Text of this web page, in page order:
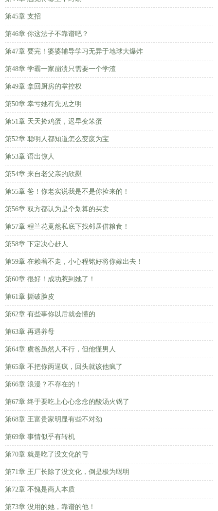
第45章 支招
第46章 你这法子不靠谱吧？
第47章 要完！婆婆辅导学习无异于地球大爆炸
第48章 学霸一家崩溃只需要一个学渣
第49章 拿回厨房的掌控权
第50章 幸亏她有先见之明
第51章 天天捡鸡蛋，迟早变笨蛋
第52章 聪明人都知道怎么变废为宝
第53章 语出惊人
第54章 来自老父亲的欣慰
第55章 爸！你老实说我是不是你捡来的！
第56章 双方都认为是个划算的买卖
第57章 程兰花竟然私底下找邻居借粮食！
第58章 下定决心赶人
第59章 在赖着不走，小心程铭好将你嫁出去！
第60章 很好！成功惹到她了！
第61章 撕破脸皮
第62章 有些事你以后就会懂的
第63章 再遇养母
第64章 虞爸虽然人不行，但他懂男人
第65章 不把你两逼疯，回头就该他疯了
第66章 浪漫？不存在的！
第67章 终于要吃上心心念念的酸汤火锅了
第68章 王富贵家明显有些不对劲
第69章 事情似乎有转机
第70章 就是吃了没文化的亏
第71章 王厂长除了没文化，倒是极为聪明
第72章 不愧是商人本质
第73章 没用的她，靠谱的他！